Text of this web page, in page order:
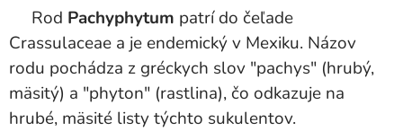
Rod Pachyphytum patrí do čeľade
Crassulaceae a je endemický v Mexiku. Názov
rodu pochádza z gréckych slov "pachys" (hrubý,
mäsitý) a "phyton" (rastlina), čo odkazuje na
hrubé, mäsité listy týchto sukulentov.